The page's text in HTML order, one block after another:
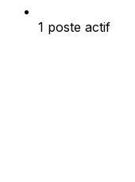
1 poste actif